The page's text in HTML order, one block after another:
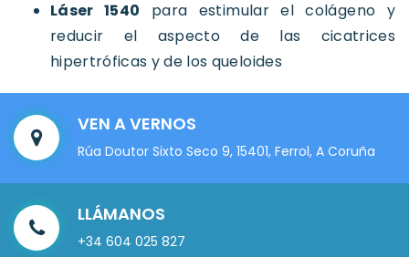
Láser 1540 para estimular el colágeno y
reducir el aspecto de las cicatrices
hipertróficas y de los queloides
VEN A VERNOS
Rúa Doutor Sixto Seco 9, 15401, Ferrol, A Coruña
LLÁMANOS
+34 604 025 827